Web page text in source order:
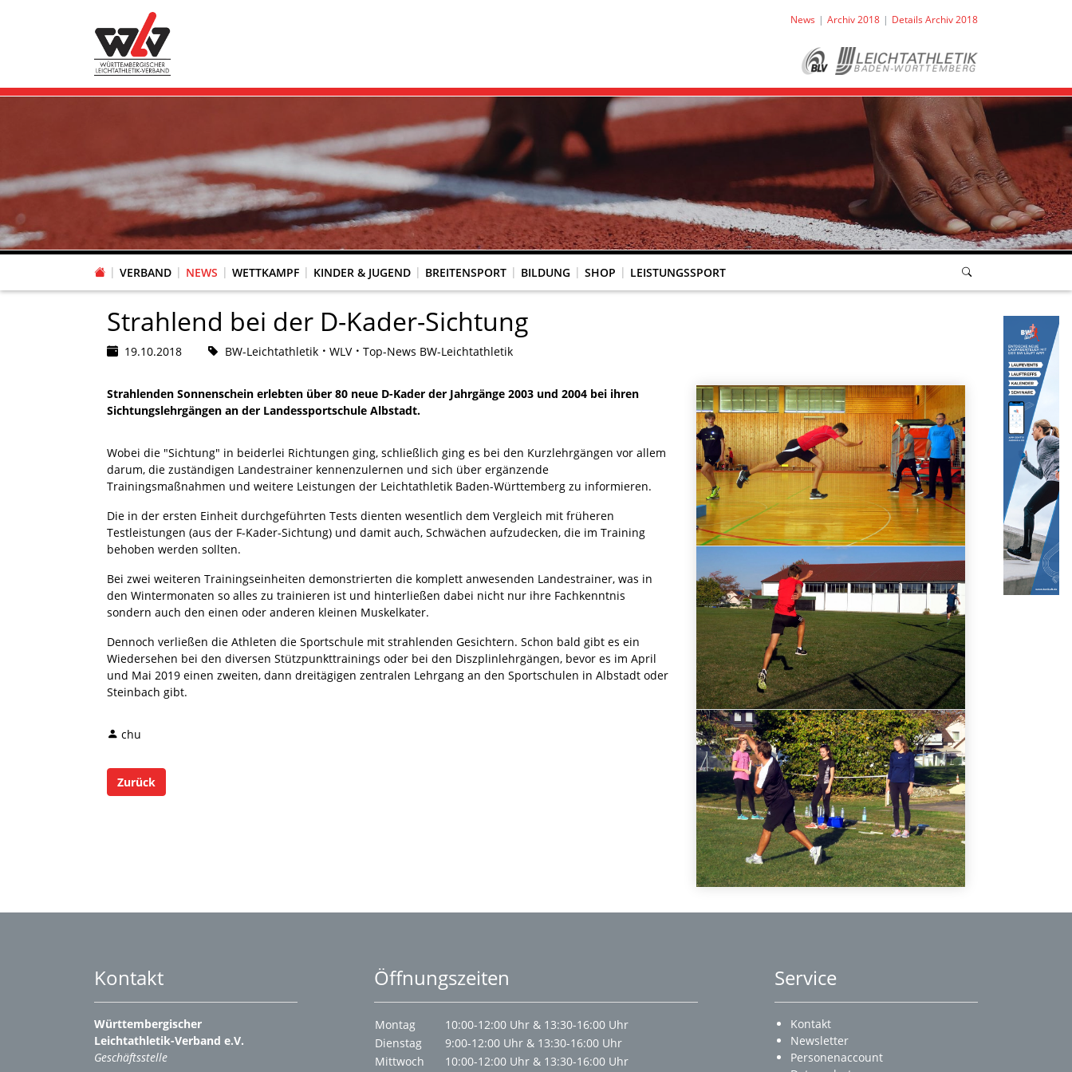
News Archiv 2018 Details Archiv 2018
VERBAND NEWS WETTKAMPF KINDER & JUGEND BREITENSPORT BILDUNG SHOP LEISTUNGSSPORT
Strahlend bei der D-Kader-Sichtung
19.10.2018 BW-Leichtathletik WLV Top-News BW-Leichtathletik
Strahlenden Sonnenschein erlebten über 80 neue D-Kader der Jahrgänge 2003 und 2004 bei ihren
Sichtungslehrgängen an der Landessportschule Albstadt.
Wobei die "Sichtung" in beiderlei Richtungen ging, schließlich ging es bei den Kurzlehrgängen vor allem
darum, die zuständigen Landestrainer kennenzulernen und sich über ergänzende
Trainingsmaßnahmen und weitere Leistungen der Leichtathletik Baden-Württemberg zu informieren.
Die in der ersten Einheit durchgeführten Tests dienten wesentlich dem Vergleich mit früheren
Testleistungen (aus der F-Kader-Sichtung) und damit auch, Schwächen aufzudecken, die im Training
behoben werden sollten.
Bei zwei weiteren Trainingseinheiten demonstrierten die komplett anwesenden Landestrainer, was in
den Wintermonaten so alles zu trainieren ist und hinterließen dabei nicht nur ihre Fachkenntnis
sondern auch den einen oder anderen kleinen Muskelkater.
Dennoch verließen die Athleten die Sportschule mit strahlenden Gesichtern. Schon bald gibt es ein
Wiedersehen bei den diversen Stützpunkttrainings oder bei den Diszplinlehrgängen, bevor es im April
und Mai 2019 einen zweiten, dann dreitägigen zentralen Lehrgang an den Sportschulen in Albstadt oder
Steinbach gibt.
chu
Zurück
Kontakt
Württembergischer
Leichtathletik-Verband e.V.
Geschäftsstelle
Öffnungszeiten
Montag
10:00-12:00 Uhr & 13:30-16:00 Uhr
Dienstag
9:00-12:00 Uhr & 13:30-16:00 Uhr
Mittwoch
10:00-12:00 Uhr & 13:30-16:00 Uhr
Service
Kontakt
Newsletter
Personenaccount